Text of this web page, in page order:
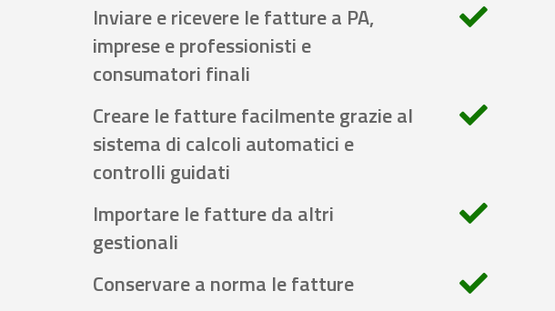
Inviare e ricevere le fatture a PA,
imprese e professionisti e
consumatori finali
Creare le fatture facilmente grazie al
sistema di calcoli automatici e
controlli guidati
Importare le fatture da altri
gestionali
Conservare a norma le fatture